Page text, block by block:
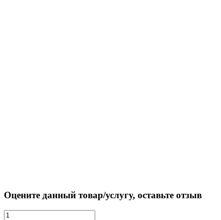
Оцените данный товар/услугу, оставьте отзыв